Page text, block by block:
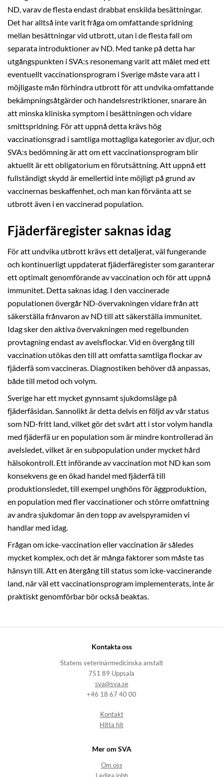
ND, varav de flesta endast drabbat enskilda besättningar.
Det har alltså inte varit fråga om omfattande spridning
mellan besättningar vid utbrott, utan i de flesta fall om
separata introduktioner av ND. Med tanke på detta har
utgångspunkten i SVA:s resonemang varit att målet med ett
eventuellt vaccinationsprogram i Sverige måste vara att i
möjligaste mån förhindra utbrott för att undvika omfattande
bekämpningsåtgärder och handelsrestriktioner, snarare än
att minska kliniska symptom i besättningen och vidare
smittspridning. För att uppnå detta krävs hög
vaccinationsgrad i samtliga mottagliga kategorier av djur, och
SVA:s bedömning är att om ett vaccinationsprogram blir
aktuellt är ett obligatorium en förutsättning. Att uppnå ett
fullständigt skydd är emellertid inte möjligt på grund av
vaccinernas beskaffenhet, och man kan förvänta att se
utbrott även i en vaccinerad population.
Fjäderfäregister saknas idag
För att undvika utbrott krävs ett detaljerat, väl fungerande
och kontinuerligt uppdaterat fjäderfäregister som garanterar
ett optimalt genomförande av vaccination och för att uppnå
immunitet. Detta saknas idag. I den vaccinerade
populationen övergår ND-övervakningen vidare från att
säkerställa frånvaron av ND till att säkerställa immunitet.
Idag sker den aktiva övervakningen med regelbunden
provtagning endast av avelsflockar. Vid en övergång till
vaccination utökas den till att omfatta samtliga flockar av
fjäderfä som vaccineras. Diagnostiken behöver då anpassas,
både till metod och volym.
Sverige har ett mycket gynnsamt sjukdomsläge på
fjäderfäsidan. Sannolikt är detta delvis en följd av vår status
som ND-fritt land, vilket gör det svårt att i stor volym handla
med fjäderfä ur en population som är mindre kontrollerad än
avelsledet, vilket är en subpopulation under mycket hård
hälsokontroll. Ett införande av vaccination mot ND kan som
konsekvens ge en ökad handel med fjäderfä till
produktionsledet, till exempel unghöns för äggproduktion,
en population med fler vaccinationer och större omfattning
av andra sjukdomar än den topp av avelspyramiden vi
handlar med idag.
Frågan om icke-vaccination eller vaccination är således
mycket komplex, och det är många faktorer som måste tas
hänsyn till. Att en återgång till status som icke-vaccinerande
land, när väl ett vaccinationsprogram implementerats, inte är
praktiskt genomförbar bör också beaktas.
Kontakta oss
Statens veterinärmedicinska anstalt
751 89 Uppsala
sva@sva.se
+46 18 67 40 00
Kontakt
Hitta hit
Mer om SVA
Om oss